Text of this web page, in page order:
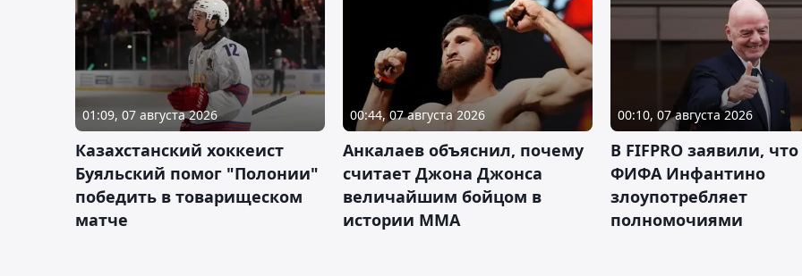
01:09, 07 августа 2026
Казахстанский хоккеист
Буяльский помог "Полонии"
победить в товарищеском
матче
00:44, 07 августа 2026
Анкалаев объяснил, почему
считает Джона Джонса
величайшим бойцом в
истории ММА
00:10, 07 августа 2026
В FIFPRO заявили,
ФИФА Инфантино
злоупотребляет
полномочиями